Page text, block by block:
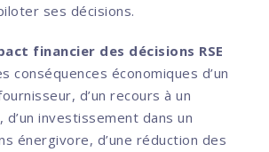
ses décisions.
financier des décisions RSE
conséquences économiques d’un
d’un recours à un
investissement dans un
énergivore, d’une réduction des